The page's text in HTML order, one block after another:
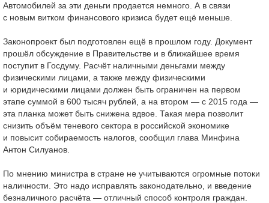
Автомобилей за эти деньги продается немного. А в связи
с новым витком финансового кризиса будет ещё меньше.
Законопроект был подготовлен ещё в прошлом году. Документ
прошёл обсуждение в Правительстве и в ближайшее время
поступит в Госдуму. Расчёт наличными деньгами между
физическими лицами, а также между физическими
и юридическими лицами должен быть ограничен на первом
этапе суммой в 600 тысяч рублей, а на втором — с 2015 года —
эта планка может быть снижена вдвое. Такая мера позволит
снизить объём теневого сектора в российской экономике
и повысит собираемость налогов, сообщил глава Минфина
Антон Силуанов.
По мнению министра в стране не учитываются огромные потоки
наличности. Это надо исправлять законодательно, и введение
безналичного расчёта — отличный способ контроля граждан.